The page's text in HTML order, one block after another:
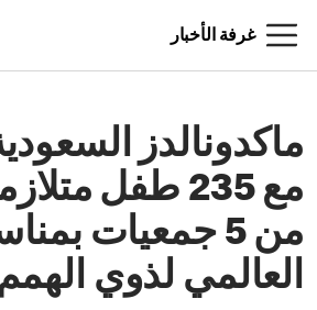
غرفة الأخبار
ماكدونالدز
مع 235 طفل
من 5 جمعيات
العالمي لذوي